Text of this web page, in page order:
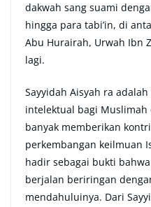
dakwah sang suami
hingga para tabi’in, di
Abu Hurairah, Urwah Ibn
lagi.
Sayyidah Aisyah ra
intelektual bagi
banyak memberikan
perkembangan keilmuan
hadir sebagai bukti
berjalan beriringan
mendahuluinya. Dari